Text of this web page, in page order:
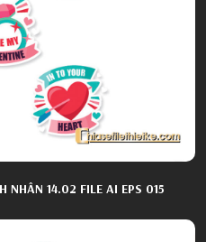
NHÂN 14.02 FILE AI EPS 015